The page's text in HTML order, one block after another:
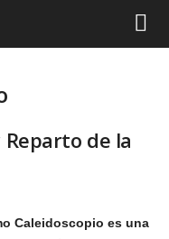
Reparto de la
Caleidoscopio es una